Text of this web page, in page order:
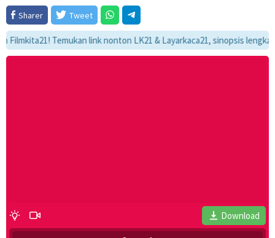
Sharer
Tweet
Temukan link nonton LK21 & Layarkaca21, sinopsis lengkap,
Download